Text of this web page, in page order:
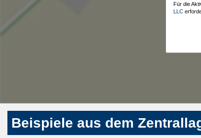
Für die
LLC
Beispiele aus dem